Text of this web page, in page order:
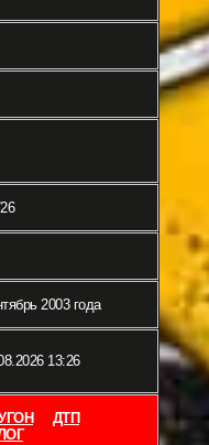
2003 года
13:26
ДТП